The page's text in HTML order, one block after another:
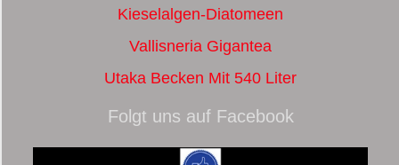
Kieselalgen-Diatomeen
Vallisneria Gigantea
Utaka Becken Mit 540 Liter
Folgt uns auf Facebook